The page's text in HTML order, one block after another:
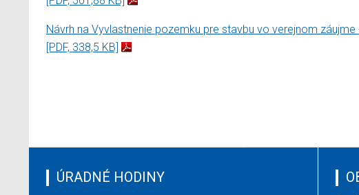
Návrh na Vyvlastnenie pozemku pre stavbu vo verejnom
[PDF, 338,5 KB]
ÚRADNÉ HODINY